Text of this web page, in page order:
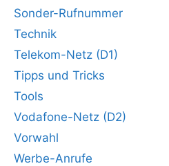
Sonder-Rufnummer
Technik
Telekom-Netz (D1)
Tipps und Tricks
Tools
Vodafone-Netz (D2)
Vorwahl
Werbe-Anrufe